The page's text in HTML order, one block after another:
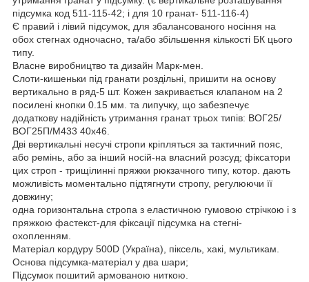
підсумка код 511-115-42; і для 10 гранат- 511-116-4)
Є правий і лівий підсумок, для збалансованого носіння на
обох стегнах одночасно, та/або збільшення кількості БК цього
типу.
Власне виробництво та дизайн Марк-мен.
Слоти-кишеньки під гранати роздільні, пришити на основу
вертикально в ряд-5 шт. Кожен закривається клапаном на 2
посилені кнопки 0.15 мм. та липучку, що забезпечує
додаткову надійність утримання гранат трьох типів: ВОГ25/
ВОГ25П/М433 40х46.
Дві вертикальні несучі стропи кріпляться за тактичний пояс,
або ремінь, або за інший носій-на власний розсуд; фіксатори
цих строп - трищілинні пряжки рюкзачного типу, котор. дають
можливість моментально підтягнути стропу, регулюючи її
довжину;
одна горизонтальна стропа з еластичною гумовою стрічкою і з
пряжкою фастекст-для фіксації підсумка на стегні-
охопленням.
Матеріал кордуру 500D (Україна), піксель, хакі, мультикам.
Основа підсумка-матеріал у два шари;
Підсумок пошитий армованою ниткою.